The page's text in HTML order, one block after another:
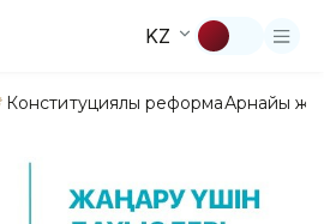
KZ
Конституциялық реформаАрнайы